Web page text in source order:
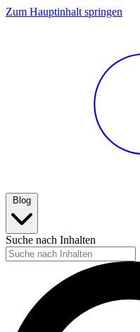
Zum Hauptinhalt springen
Blog
Suche nach Inhalten